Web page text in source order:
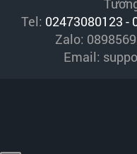
Tel: 02473080123 -
Zalo:
Email: